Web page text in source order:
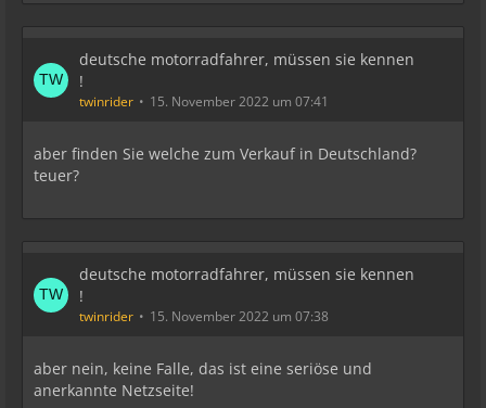
deutsche motorradfahrer, müssen sie kennen
!
twinrider 15. November 2022 um 07:41
aber finden Sie welche zum Verkauf in Deutschland?
teuer?
deutsche motorradfahrer, müssen sie kennen
!
twinrider 15. November 2022 um 07:38
aber nein, keine Falle, das ist eine seriöse und
anerkannte Netzseite!